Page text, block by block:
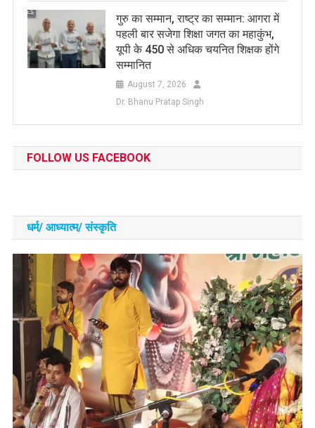
​गुरु का सम्मान, राष्ट्र का सम्मान: आगरा में
पहली बार सजेगा शिक्षा जगत का महाकुंभ,
यूपी के 450 से अधिक चयनित शिक्षक होंगे
सम्मानित
August 7, 2026
Dr. Bhanu Pratap Singh
FOLLOW US FACEBOOK
धर्म/ आध्‍यात्‍म/ संस्‍कृति